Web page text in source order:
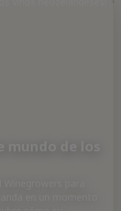
mundo de los